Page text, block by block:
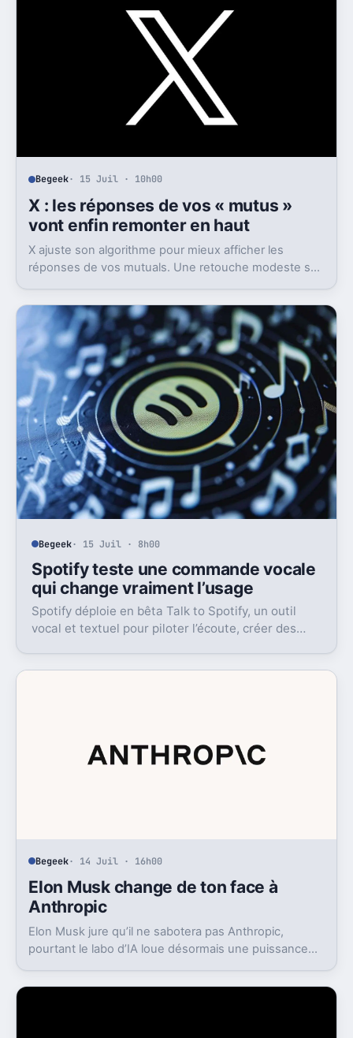
Begeek· 15 Juil · 10h00
X : les réponses de vos « mutus »
vont enfin remonter en haut
X ajuste son algorithme pour mieux afficher les
réponses de vos mutuals. Une retouche modeste sur
Begeek· 15 Juil · 8h00
Spotify teste une commande vocale
qui change vraiment l’usage
Spotify déploie en bêta Talk to Spotify, un outil
vocal et textuel pour piloter l’écoute, créer des
Begeek· 14 Juil · 16h00
Elon Musk change de ton face à
Anthropic
Elon Musk jure qu’il ne sabotera pas Anthropic,
pourtant le labo d’IA loue désormais une puissance